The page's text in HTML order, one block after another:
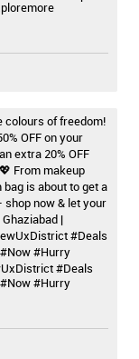
colours of freedom!
OFF on your
extra 20% OFF
From makeup
is about to get a
now & let your
|
#Deals
#Hurry
#Deals
#Now#Hurry